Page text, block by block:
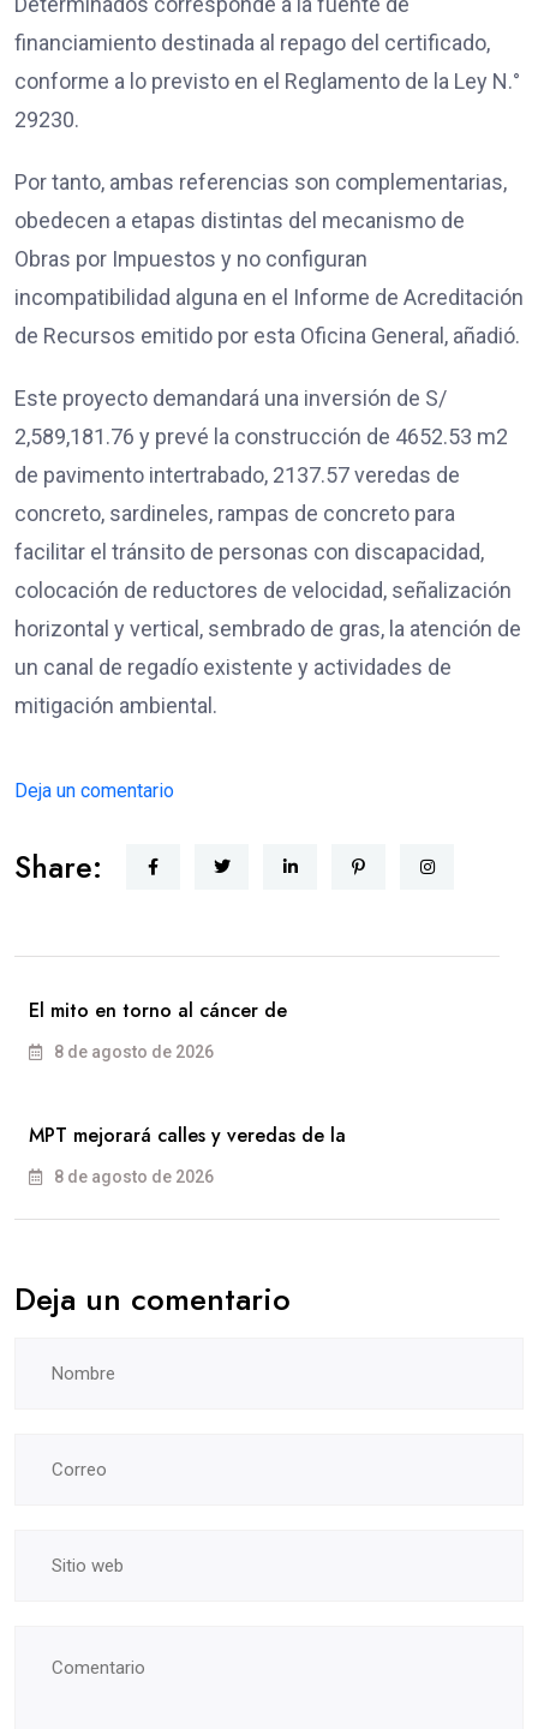
financiamiento destinada al repago del certificado,
conforme a lo previsto en el Reglamento de la Ley N.°
29230.
Por tanto, ambas referencias son complementarias,
obedecen a etapas distintas del mecanismo de
Obras por Impuestos y no configuran
incompatibilidad alguna en el Informe de Acreditación
de Recursos emitido por esta Oficina General, añadió.
Este proyecto demandará una inversión de S/
2,589,181.76 y prevé la construcción de 4652.53 m2
de pavimento intertrabado, 2137.57 veredas de
concreto, sardineles, rampas de concreto para
facilitar el tránsito de personas con discapacidad,
colocación de reductores de velocidad, señalización
horizontal y vertical, sembrado de gras, la atención de
un canal de regadío existente y actividades de
mitigación ambiental.
Deja un comentario
Share:
El mito en torno al cáncer de
8 de agosto de 2026
MPT mejorará calles y veredas de la
8 de agosto de 2026
Deja un comentario